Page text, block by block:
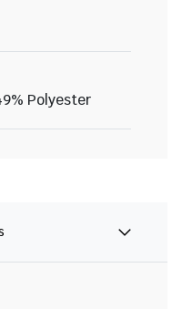
Polyester